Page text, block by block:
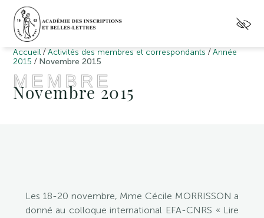
Accueil /Activités des membres et correspondants /Année
2015 / Novembre 2015
MEMBRE
Novembre 2015
Les 18-20 novembre, Mme Cécile MORRISSON a
donné au colloque international EFA-CNRS « Lire